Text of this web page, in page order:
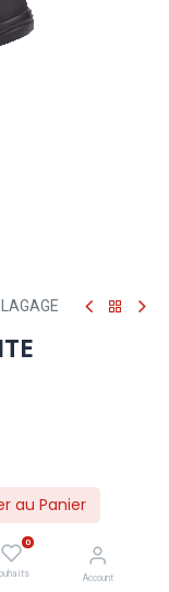
au Panier
0
Account
du pied